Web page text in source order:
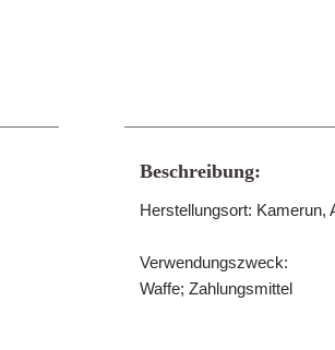
Beschreibung:
Herstellungsort: Kamerun,
Verwendungszweck:
Waffe; Zahlungsmittel